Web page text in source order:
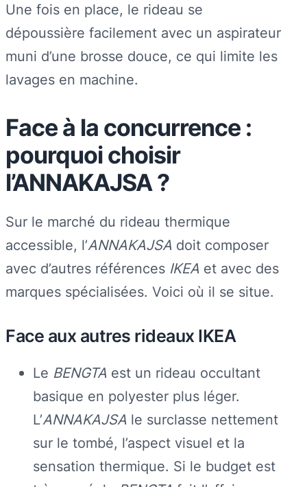
Une fois en place, le rideau se
dépoussière facilement avec un aspirateur
muni d’une brosse douce, ce qui limite les
lavages en machine.
Face à la concurrence :
pourquoi choisir
l’ANNAKAJSA ?
Sur le marché du rideau thermique
accessible, l’ANNAKAJSA doit composer
avec d’autres références IKEA et avec des
marques spécialisées. Voici où il se situe.
Face aux autres rideaux IKEA
Le BENGTA est un rideau occultant
basique en polyester plus léger.
L’ANNAKAJSA le surclasse nettement
sur le tombé, l’aspect visuel et la
sensation thermique. Si le budget est